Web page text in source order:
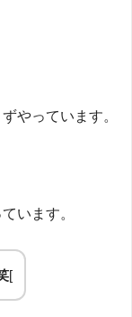
やっています。
います。
[